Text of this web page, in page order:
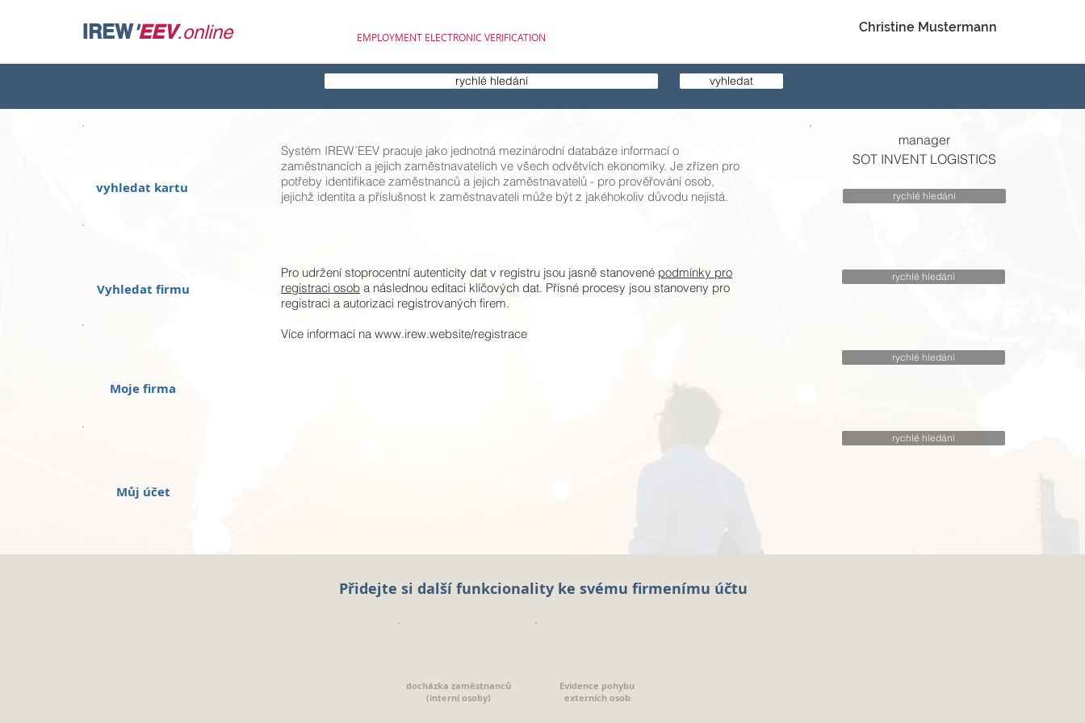
IREW EEV.online
IREW'EEV.online EMPLOYMENT ELECTRONIC VERIFICATION
Christine Mustermann
rychlé hledání vyhledat
vyhledat kartu
Vyhledat firmu
Moje firma
Můj účet
Systém IREW´EEV pracuje jako jednotná mezinárodní databáze informací o
zaměstnancích a jejich zaměstnavatelích ve všech odvětvích ekonomiky. Je zřízen pro
potřeby identifikace zaměstnanců a jejich zaměstnavatelů - pro prověřování osob,
jejichž identita a příslušnost k zaměstnavateli může být z jakéhokoliv důvodu nejistá.
Pro udržení stoprocentní autenticity dat v registru jsou jasně stanovené podmínky pro
registraci osob a následnou editaci klíčových dat. Přísné procesy jsou stanoveny pro
registraci a autorizaci registrovaných firem.
Více informací na www.irew.website/registrace
manager
SOT INVENT LOGISTICS
rychlé hledání
rychlé hledání
rychlé hledání
rychlé hledání
Přidejte si další funkcionality ke svému firmenímu účtu
docházka zaměstnanců
(interní osoby)
Evidence pohybu
externích osob